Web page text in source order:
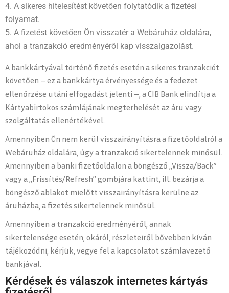
A sikeres hitelesítést követően folytatódik a fizetési
folyamat.
A fizetést követően Ön visszatér a Webáruház oldalára,
ahol a tranzakció eredményéről kap visszaigazolást.
A bankkártyával történő fizetés esetén a sikeres tranzakciót
követően – ez a bankkártya érvényessége és a fedezet
ellenőrzése utáni elfogadást jelenti –, a CIB Bank elindítja a
Kártyabirtokos számlájának megterhelését az áru vagy
szolgáltatás ellenértékével.
Amennyiben Ön nem kerül visszairányításra a fizetőoldalról a
Webáruház oldalára, úgy a tranzakció sikertelennek minősül.
Amennyiben a banki fizetőoldalon a böngésző „Vissza/Back”
vagy a „Frissítés/Refresh” gombjára kattint, ill. bezárja a
böngésző ablakot mielőtt visszairányításra kerülne az
áruházba, a fizetés sikertelennek minősül.
Amennyiben a tranzakció eredményéről, annak
sikertelensége esetén, okáról, részleteiről bővebben kíván
tájékozódni, kérjük, vegye fel a kapcsolatot számlavezető
bankjával.
Kérdések és válaszok internetes kártyás